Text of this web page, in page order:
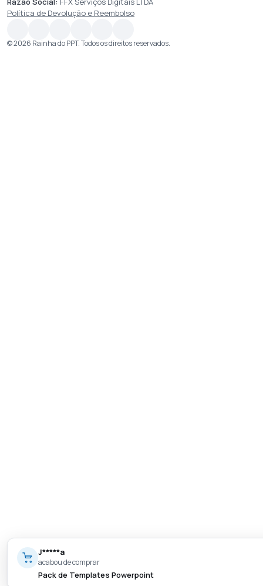
Política de Devolução e Reembolso
© 2026 Rainha do PPT. Todos os direitos reservados.
J*****a
acabou de comprar
Pack de Templates Powerpoint